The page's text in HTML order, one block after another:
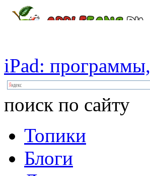
iPad: программы,
поиск по сайту
Топики
Блоги